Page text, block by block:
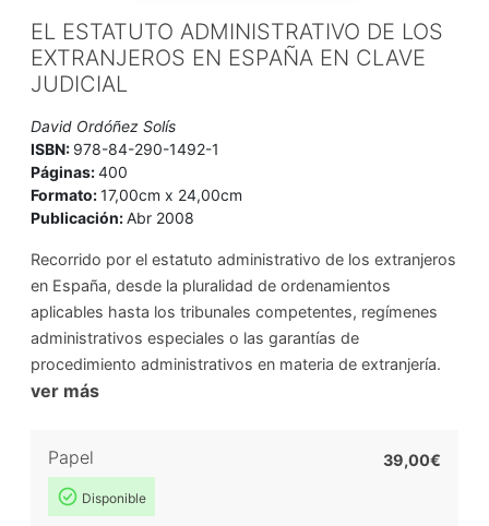
EL ESTATUTO ADMINISTRATIVO DE LOS
EXTRANJEROS EN ESPAÑA EN CLAVE
JUDICIAL
David Ordóñez Solís
ISBN: 978-84-290-1492-1
Páginas:400
Formato:17,00cm x 24,00cm
Publicación:Abr 2008
Recorrido por el estatuto administrativo de los extranjeros
en España, desde la pluralidad de ordenamientos
aplicables hasta los tribunales competentes, regímenes
administrativos especiales o las garantías de
procedimiento administrativos en materia de extranjería.
ver más
Papel
Disponible
39,00€